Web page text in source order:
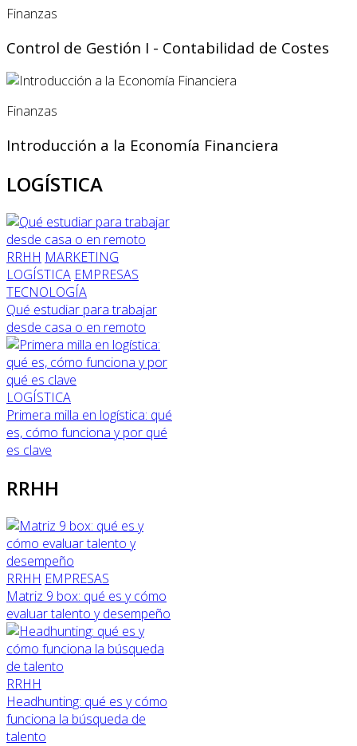
Finanzas
Control de Gestión I - Contabilidad de Costes
Finanzas
Introducción a la Economía Financiera
LOGÍSTICA
RRHH MARKETING
LOGÍSTICA EMPRESAS
TECNOLOGÍA
Qué estudiar para trabajar
desde casa o en remoto
LOGÍSTICA
Primera milla en logística: qué
es, cómo funciona y por qué
es clave
RRHH
RRHH EMPRESAS
Matriz 9 box: qué es y cómo
evaluar talento y desempeño
RRHH
Headhunting: qué es y cómo
funciona la búsqueda de
talento